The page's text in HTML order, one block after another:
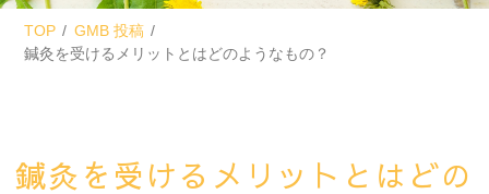
TOP
GMB 投稿
鍼灸を受けるメリットとはどのようなもの？
鍼灸を受けるメリットとはどの